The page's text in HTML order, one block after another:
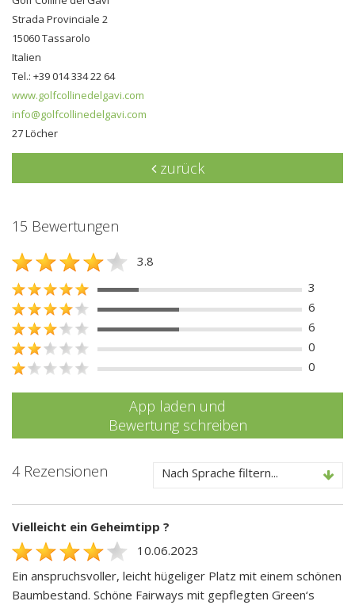
Strada Provinciale 2
15060 Tassarolo
Italien
Tel.: +39 014 334 22 64
www.golfcollinedelgavi.com
info@golfcollinedelgavi.com
27 Löcher
zurück
15 Bewertungen
3.8
3
6
6
0
0
App laden und
Bewertung schreiben
4 Rezensionen Nach Sprache filtern...
Vielleicht ein Geheimtipp ?
10.06.2023
Ein anspruchsvoller, leicht hügeliger Platz mit einem schönen
Baumbestand. Schöne Fairways mit gepflegten Green‘s